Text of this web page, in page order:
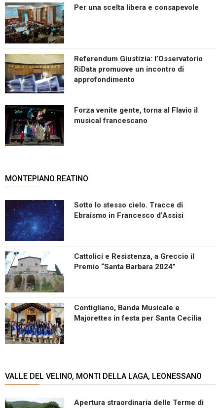
Per una scelta libera e consapevole
Referendum Giustizia: l’Osservatorio
RiData promuove un incontro di
approfondimento
Forza venite gente, torna al Flavio il
musical francescano
MONTEPIANO REATINO
Sotto lo stesso cielo. Tracce di
Ebraismo in Francesco d’Assisi
Cattolici e Resistenza, a Greccio il
Premio “Santa Barbara 2024”
Contigliano, Banda Musicale e
Majorettes in festa per Santa Cecilia
VALLE DEL VELINO, MONTI DELLA LAGA, LEONESSANO
Apertura straordinaria delle Terme di